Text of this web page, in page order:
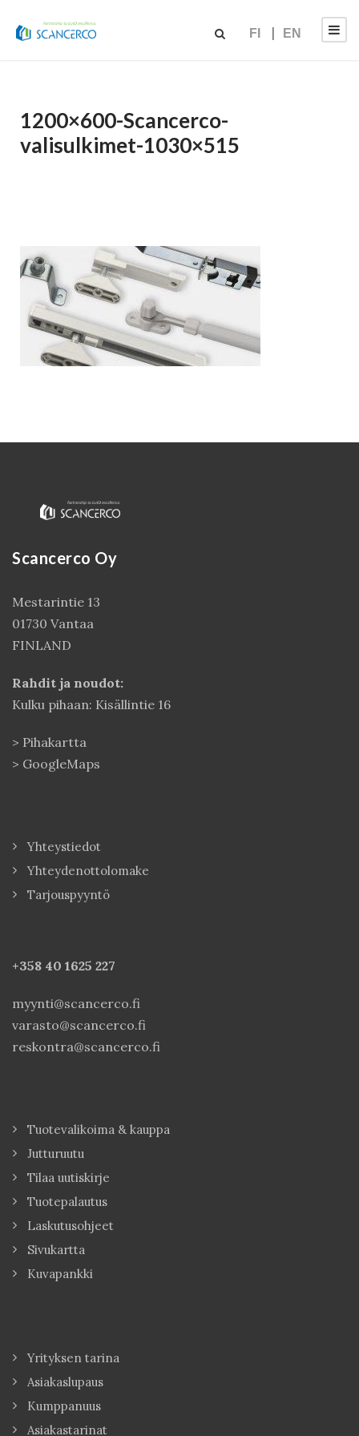
FI EN
1200×600-Scancerco-
valisulkimet-1030×515
Scancerco Oy
Mestarintie 13
01730 Vantaa
FINLAND
Rahdit ja noudot:
Kulku pihaan: Kisällintie 16
> Pihakartta
> GoogleMaps
Yhteystiedot
Yhteydenottolomake
Tarjouspyyntö
+358 40 1625 227
myynti@scancerco.fi
varasto@scancerco.fi
reskontra@scancerco.fi
Tuotevalikoima & kauppa
Jutturuutu
Tilaa uutiskirje
Tuotepalautus
Laskutusohjeet
Sivukartta
Kuvapankki
Yrityksen tarina
Asiakaslupaus
Kumppanuus
Asiakastarinat